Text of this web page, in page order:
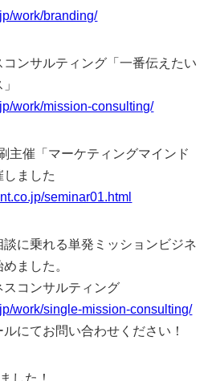
work/branding/
ンサルティング「一番伝えたい
work/mission-consulting/
催「マーケティングマインド
ました
seminar01.html
に乗れる単発ミッションビジネ
ました。
コンサルティング
work/single-mission-consulting/
てお問い合わせください！
した！